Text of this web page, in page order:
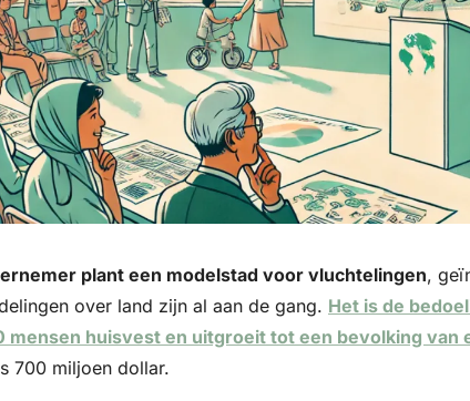
plant een modelstad voor vluchtelingen,
over land zijn al aan de gang. Het is de
huisvest en uitgroeit tot een bevolking van
700 miljoen dollar.